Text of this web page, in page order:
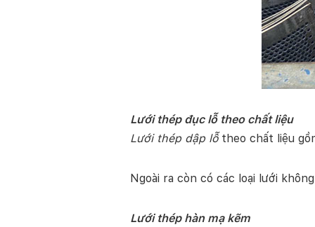
Lưới thép đục lỗ theo chất liệu
Lưới thép dập lỗtheo chất liệu
Ngoài ra còn có các loại lưới
Lưới thép hàn mạ kẽm